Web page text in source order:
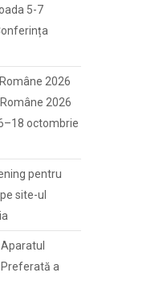
5-7
2026
2026
octombrie
pentru
site-ul
a